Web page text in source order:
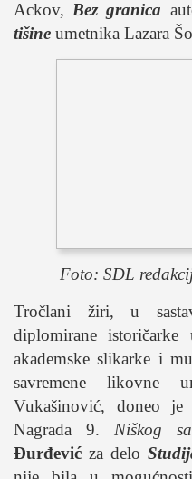
Ackov, Bez granica
tišine umetnika Lazara
Foto: SDL
Tročlani žiri, u
diplomirane
akademske slikarke i
savremene likovne
Vukašinović, doneo
Nagrada 9. Niškog
Đurđević za delo